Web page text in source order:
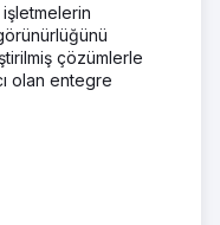
çözümlerle
olan entegre